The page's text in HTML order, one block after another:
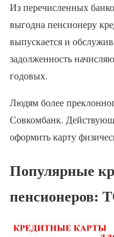
Из перечисленных
выгодна пенсионеру
выпускается и
задолженность
годовых.
Людям более
Совкомбанк.
оформить карту
Популярные
пенсионеров: